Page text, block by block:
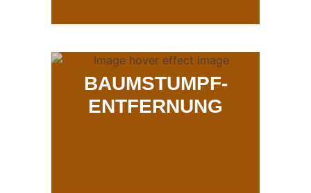
BAUMSTUMPF-
ENTFERNUNG